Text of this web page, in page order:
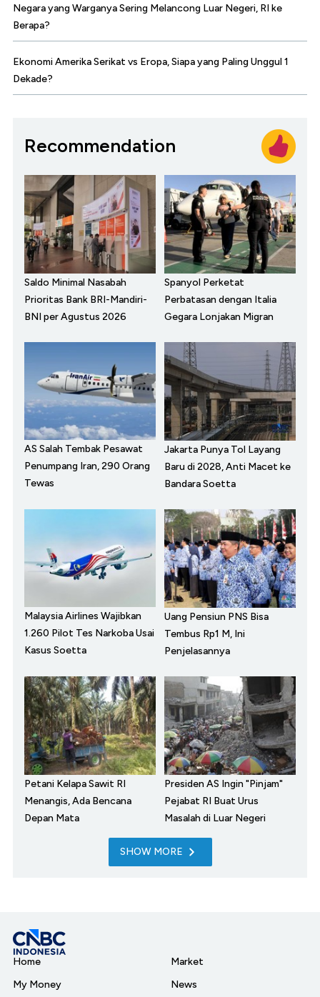
Negara yang Warganya Sering Melancong Luar Negeri, RI ke
Berapa?
Ekonomi Amerika Serikat vs Eropa, Siapa yang Paling Unggul 1
Dekade?
Recommendation
Saldo Minimal Nasabah
Prioritas Bank BRI-Mandiri-
BNI per Agustus 2026
Spanyol Perketat
Perbatasan dengan Italia
Gegara Lonjakan Migran
AS Salah Tembak Pesawat
Penumpang Iran, 290 Orang
Tewas
Jakarta Punya Tol Layang
Baru di 2028, Anti Macet ke
Bandara Soetta
Malaysia Airlines Wajibkan
1.260 Pilot Tes Narkoba Usai
Kasus Soetta
Uang Pensiun PNS Bisa
Tembus Rp1 M, Ini
Penjelasannya
Petani Kelapa Sawit RI
Menangis, Ada Bencana
Depan Mata
Presiden AS Ingin "Pinjam"
Pejabat RI Buat Urus
Masalah di Luar Negeri
SHOW MORE
Home
My Money
Market
News